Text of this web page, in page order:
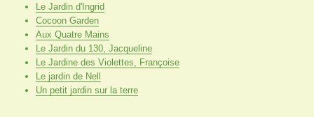
Le Jardin d'Ingrid
Cocoon Garden
Aux Quatre Mains
Le Jardin du 130, Jacqueline
Le Jardine des Violettes, Françoise
Le jardin de Nell
Un petit jardin sur la terre